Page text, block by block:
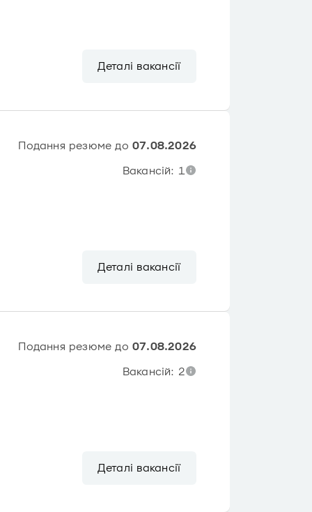
Деталі вакансії
Подання резюме до 07.08.2026
Вакансій: 1
Деталі вакансії
Подання резюме до 07.08.2026
Вакансій: 2
Деталі вакансії